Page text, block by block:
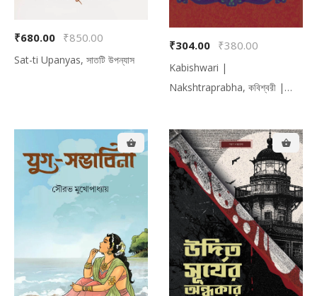
₹680.00 ₹850.00
Sat-ti Upanyas, সাতটি উপন্যাস
₹304.00 ₹380.00
Kabishwari |
Nakshtraprabha, কবিশ্বরী |